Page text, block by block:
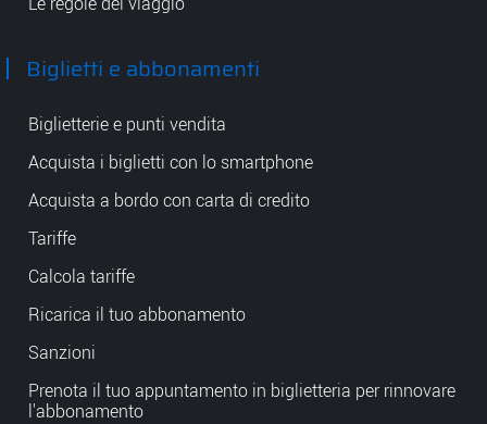
Biglietti e abbonamenti
Biglietterie e punti vendita
Acquista i biglietti con lo smartphone
Acquista a bordo con carta di credito
Tariffe
Calcola tariffe
Ricarica il tuo abbonamento
Sanzioni
Prenota il tuo appuntamento in biglietteria per rinnovare
l'abbonamento